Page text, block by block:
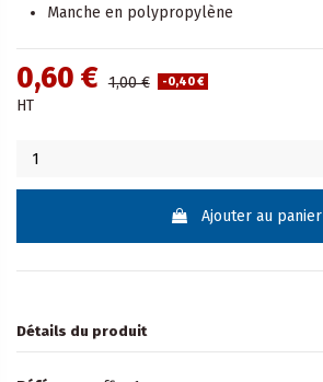
Manche en polypropylène
0,60 € 1,00 € -0,40 €
HT
Ajouter au panier
Détails du produit